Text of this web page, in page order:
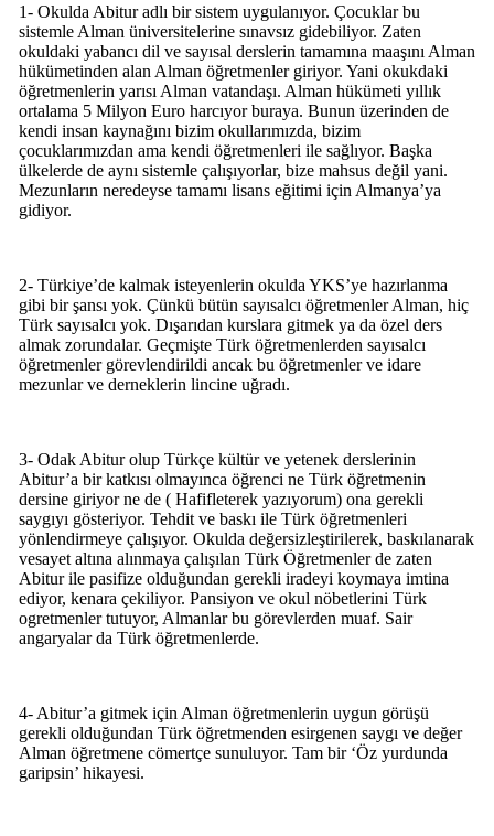
1- Okulda Abitur adlı bir sistem uygulanıyor. Çocuklar bu
sistemle Alman üniversitelerine sınavsız gidebiliyor. Zaten
okuldaki yabancı dil ve sayısal derslerin tamamına maaşını Alman
hükümetinden alan Alman öğretmenler giriyor. Yani okukdaki
öğretmenlerin yarısı Alman vatandaşı. Alman hükümeti yıllık
ortalama 5 Milyon Euro harcıyor buraya. Bunun üzerinden de
kendi insan kaynağını bizim okullarımızda, bizim
çocuklarımızdan ama kendi öğretmenleri ile sağlıyor. Başka
ülkelerde de aynı sistemle çalışıyorlar, bize mahsus değil yani.
Mezunların neredeyse tamamı lisans eğitimi için Almanya’ya
gidiyor.
2- Türkiye’de kalmak isteyenlerin okulda YKS’ye hazırlanma
gibi bir şansı yok. Çünkü bütün sayısalcı öğretmenler Alman, hiç
Türk sayısalcı yok. Dışarıdan kurslara gitmek ya da özel ders
almak zorundalar. Geçmişte Türk öğretmenlerden sayısalcı
öğretmenler görevlendirildi ancak bu öğretmenler ve idare
mezunlar ve derneklerin lincine uğradı.
3- Odak Abitur olup Türkçe kültür ve yetenek derslerinin
Abitur’a bir katkısı olmayınca öğrenci ne Türk öğretmenin
dersine giriyor ne de ( Hafifleterek yazıyorum) ona gerekli
saygıyı gösteriyor. Tehdit ve baskı ile Türk öğretmenleri
yönlendirmeye çalışıyor. Okulda değersizleştirilerek, baskılanarak
vesayet altına alınmaya çalışılan Türk Öğretmenler de zaten
Abitur ile pasifize olduğundan gerekli iradeyi koymaya imtina
ediyor, kenara çekiliyor. Pansiyon ve okul nöbetlerini Türk
ogretmenler tutuyor, Almanlar bu görevlerden muaf. Sair
angaryalar da Türk öğretmenlerde.
4- Abitur’a gitmek için Alman öğretmenlerin uygun görüşü
gerekli olduğundan Türk öğretmenden esirgenen saygı ve değer
Alman öğretmene cömertçe sunuluyor. Tam bir ‘Öz yurdunda
garipsin’ hikayesi.